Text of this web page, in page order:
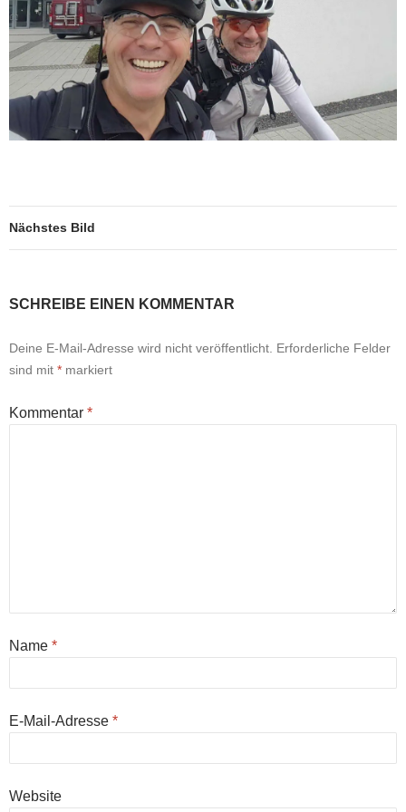
Nächstes Bild
SCHREIBE EINEN KOMMENTAR
Deine E-Mail-Adresse wird nicht veröffentlicht. Erforderliche Felder
sind mit * markiert
Kommentar *
Name *
E-Mail-Adresse *
Website